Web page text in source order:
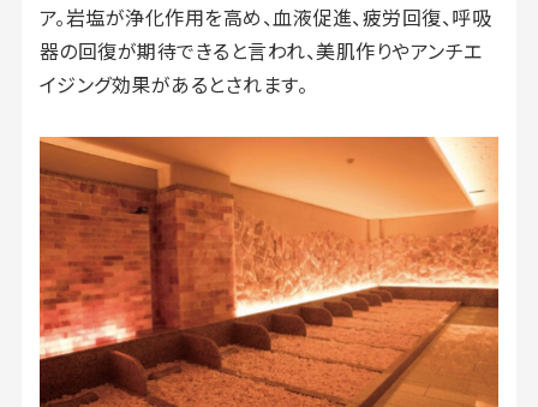
ア。岩塩が浄化作用を高め、血液促進、疲労回復、呼吸
器の回復が期待できると言われ、美肌作りやアンチエ
イジング効果があるとされます。